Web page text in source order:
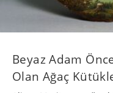
Beyaz Adam
Olan Ağaç